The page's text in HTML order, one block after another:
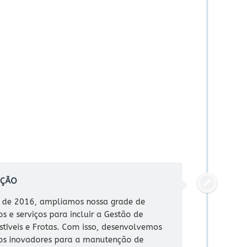
de 2016, ampliamos nossa grade de
e serviços para incluir a Gestão de
e Frotas. Com isso, desenvolvemos
inovadores para a manutenção de